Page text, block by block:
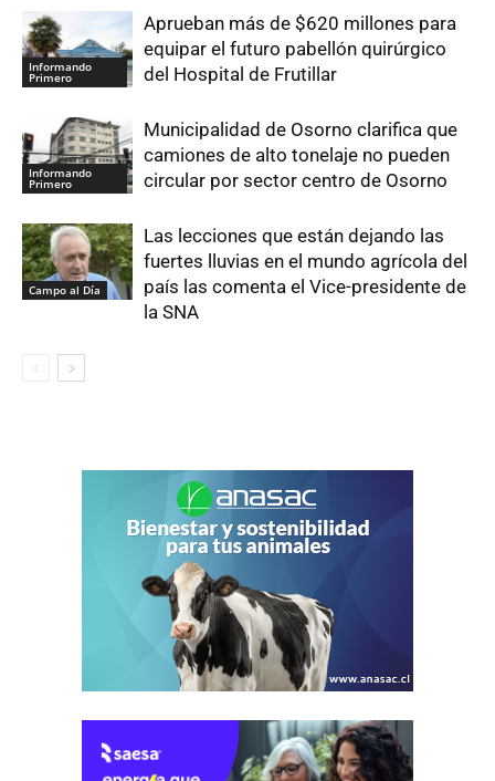
Informando
Primero
Aprueban más de $620 millones para
equipar el futuro pabellón quirúrgico
del Hospital de Frutillar
Informando
Primero
Municipalidad de Osorno clarifica que
camiones de alto tonelaje no pueden
circular por sector centro de Osorno
Campo al Día
Las lecciones que están dejando las
fuertes lluvias en el mundo agrícola del
país las comenta el Vice-presidente de
la SNA